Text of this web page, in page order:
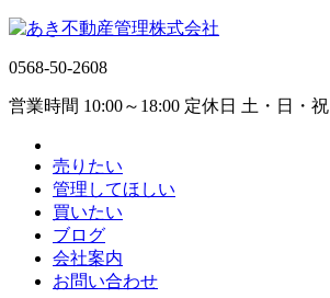
0568-50-2608
営業時間 10:00～18:00 定休日 土・日・祝
売りたい
管理してほしい
買いたい
ブログ
会社案内
お問い合わせ